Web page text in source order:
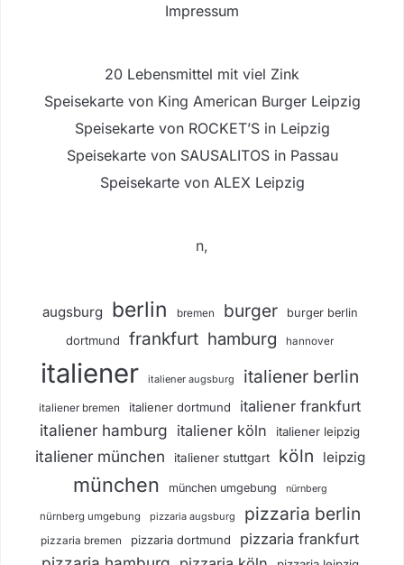
Impressum
20 Lebensmittel mit viel Zink
Speisekarte von King American Burger Leipzig
Speisekarte von ROCKET’S in Leipzig
Speisekarte von SAUSALITOS in Passau
Speisekarte von ALEX Leipzig
n,
augsburg berlin bremen burger burger berlin
dortmund frankfurt hamburg hannover
italiener italiener augsburg italiener berlin
italiener bremen italiener dortmund italiener frankfurt
italiener hamburg italiener köln italiener leipzig
italiener münchen italiener stuttgart köln leipzig
münchen münchen umgebung nürnberg
nürnberg umgebung pizzaria augsburg pizzaria berlin
pizzaria bremen pizzaria dortmund pizzaria frankfurt